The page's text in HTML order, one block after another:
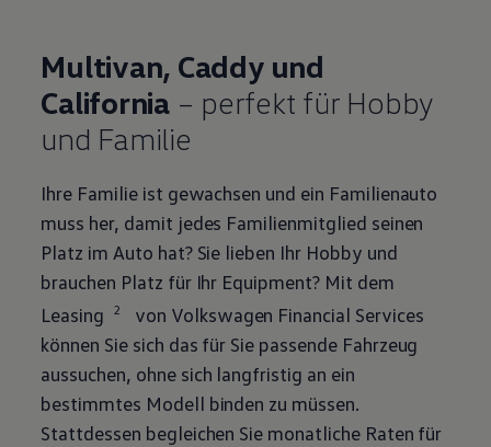
Multivan, Caddyund
California– perfekt für Hobby
und Familie
Ihre Familie ist gewachsen und ein Familienauto
muss her, damit jedes Familienmitglied seinen
Platz im Auto hat? Sie lieben Ihr Hobby und
brauchen Platz für Ihr Equipment? Mit dem
Leasing
2 von Volkswagen Financial Services
können Sie sich das für Sie passende Fahrzeug
aussuchen, ohne sich langfristig an ein
bestimmtes Modell binden zu müssen.
Stattdessen begleichen Sie monatliche Raten für